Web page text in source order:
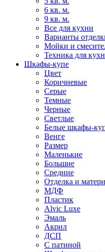
6 кв. м.
9 кв. м.
Все для кухни
Варианты
Мойки и
Техника для
Шкафы-купе
Цвет
Коричневые
Серые
Темные
Черные
Светлые
Белые шкафы-
Венге
Размер
Маленькие
Большие
Средние
Отделка и
МДФ
Пластик
Alvic Luxe
Эмаль
Акрил
ДСП
С патиной